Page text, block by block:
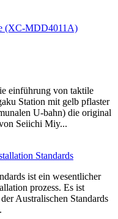
(XC-MDD4011A)
einführung von taktile
Station mit gelb pflaster
U-bahn) die original
Seiichi Miy...
Standards
ist ein wesentlicher
prozess. Es ist
Australischen Standards